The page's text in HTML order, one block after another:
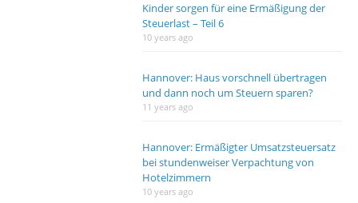
Kinder sorgen für eine Ermäßigung der
Steuerlast – Teil 6
10 years ago
Hannover: Haus vorschnell übertragen
und dann noch um Steuern sparen?
11 years ago
Hannover: Ermäßigter Umsatzsteuersatz
bei stundenweiser Verpachtung von
Hotelzimmern
10 years ago